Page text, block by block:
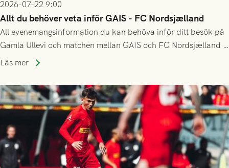
2026-07-22 9:00
Allt du behöver veta inför GAIS - FC Nordsjælland
All evenemangsinformation du kan behöva inför ditt besök på
Gamla Ullevi och matchen mellan GAIS och FC Nordsjælland i
kvalet till Conference League! Avspark kl 19.00 på torsdag
Läs mer